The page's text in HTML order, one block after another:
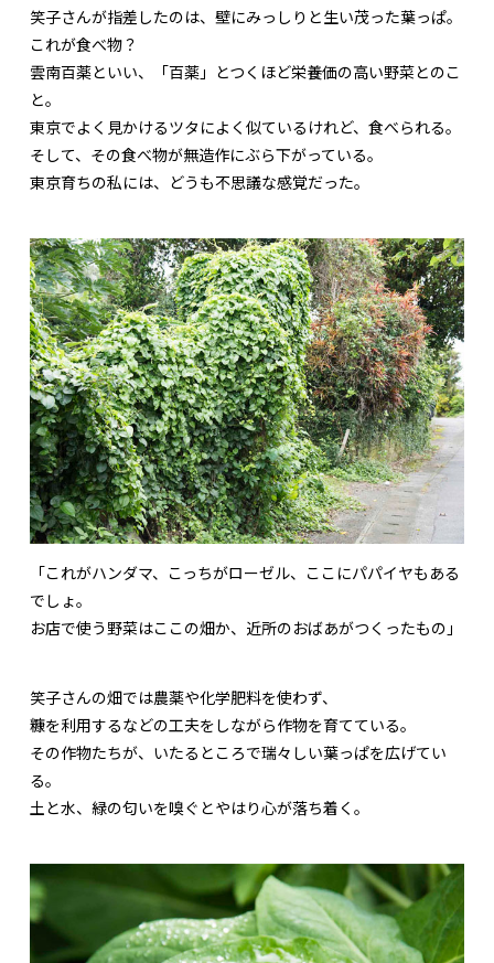
笑子さんが指差したのは、壁にみっしりと生い茂った葉っぱ。
これが食べ物？
雲南百薬といい、「百薬」とつくほど栄養価の高い野菜とのこ
と。
東京でよく見かけるツタによく似ているけれど、食べられる。
そして、その食べ物が無造作にぶら下がっている。
東京育ちの私には、どうも不思議な感覚だった。
「これがハンダマ、こっちがローゼル、ここにパパイヤもある
でしょ。
お店で使う野菜はここの畑か、近所のおばあがつくったもの」
笑子さんの畑では農薬や化学肥料を使わず、
糠を利用するなどの工夫をしながら作物を育てている。
その作物たちが、いたるところで瑞々しい葉っぱを広げてい
る。
土と水、緑の匂いを嗅ぐとやはり心が落ち着く。